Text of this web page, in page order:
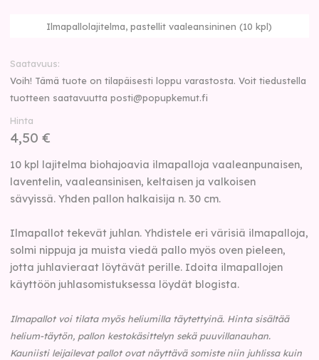
Ilmapallolajitelma, pastellit vaaleansininen (10 kpl)
Saatavuus
Voih! Tämä tuote on tilapäisesti loppu varastosta. Voit tiedustella
tuotteen saatavuuttaposti@popupkemut.fi
Hinta
4,50 €
10 kpl lajitelma biohajoavia ilmapalloja vaaleanpunaisen,
laventelin, vaaleansinisen, keltaisen ja valkoisen
sävyissä. Yhden pallon halkaisija n. 30 cm.
Ilmapallot tekevät juhlan. Yhdistele eri värisiä ilmapalloja,
solmi nippuja ja muista viedä pallo myös oven pieleen,
jotta juhlavieraat löytävät perille. Idoita ilmapallojen
käyttöön juhlasomistuksessa löydät blogista.
Ilmapallot voi tilata myös heliumilla täytettyinä. Hinta sisältää
helium-täytön, pallon kestokäsittelyn sekä puuvillanauhan.
Kauniisti leijailevat pallot ovat näyttävä somiste niin juhlissa kuin